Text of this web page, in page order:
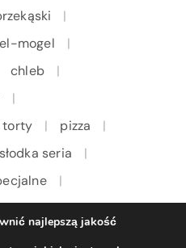
mogel
chleb
torty
pizza
słodka seria
makarony
najlepszą jakość